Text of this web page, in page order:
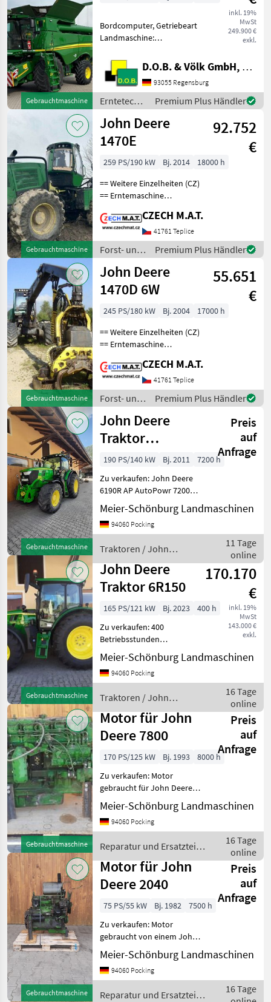
Gebrauchtmaschine
inkl. 19%
MwSt
249.900 €
exkl.
Bordcomputer, Getriebeart
Landmaschine:
Ertragsmessung-GPS,
Kabine, Klimaanlage,
Strohhäcksler Bereifung
vorne optional: Reifen nach
Wahl oder Ketten m
D.O.B. & Völk GmbH, Filiale Regensburg
93055 Regensburg
Erntetechnik
Ackerbau /
John Deere
Premium Plus Händler
Gebrauchtmaschine
John Deere
1470E
92.752
€
259 PS/190 kW Bj. 2014
18000 h
== Weitere Einzelheiten (CZ)
== Erntemaschine
2014 Laufleistung 17 000
Motorstunden 190 kW
Motor Gewicht 22.9t 6x6
Antrieb Mähdrescherkopf
CZECH M.A.T.
41761 Teplice
Forst- und
Holztechnik
/ John
Deere
Premium Plus Händler
Gebrauchtmaschine
John Deere
1470D 6W
55.651
€
245 PS/180 kW Bj. 2004
17000 h
== Weitere Einzelheiten (CZ)
== Erntemaschine
Timberjack Jahr 2004
(Modell wurde nur 2002-
2006 produziert) 17 000
Motorstunden keine
unnötige El
CZECH M.A.T.
41761 Teplice
Forst- und
Holztechnik
/ John
Deere
Premium Plus Händler
Gebrauchtmaschine
John Deere
Traktor
gebraucht 6190R
AutoPowr
Preis
auf
Anfrage
190 PS/140 kW Bj. 2011
7200 h
Zu verkaufen: John Deere
6190R AP AutoPowr 7200
Std, sofort verfügbar, AHK
höhenverstellbar, feste K80,
Starfire Vorbereitung,
Sensin
Meier-Schönburg Landmaschinen
94060 Pocking
Traktoren / John
Deere
11 Tage
online
Gebrauchtmaschine
John Deere
Traktor 6R150
170.170
€
inkl. 19%
MwSt
143.000 €
exkl.
165 PS/121 kW Bj. 2023
400 h
Zu verkaufen: 400
Betriebsstunden
JohnDeere 6R150 4
Zylinder, super Traktor,
Zustand wie neu AutoPowr
ComfortView-Kabine
CommandARM
Meier-Schönburg Landmaschinen
94060 Pocking
Traktoren / John
Deere
16 Tage
online
Gebrauchtmaschine
Motor für John
Deere 7800
Preis
auf
Anfrage
170 PS/125 kW Bj. 1993
8000 h
Zu verkaufen: Motor
gebraucht für John Deere
7800 Wir sind Händler,
Reparaturwerkstatt speziell
für JohnDeere Traktoren an
Tausende n
Meier-Schönburg Landmaschinen
94060 Pocking
Reparatur und Ersatzteile
/ John Deere
16 Tage
online
Gebrauchtmaschine
Motor für John
Deere 2040
Preis
auf
Anfrage
75 PS/55 kW Bj. 1982
7500 h
Zu verkaufen: Motor
gebraucht von einem John
Deere 2040 Passt in 1640,
2040, 2250, 2450. Passt
teilweise auch in 2140, 2250,
und R
Meier-Schönburg Landmaschinen
94060 Pocking
Reparatur und Ersatzteile
16 Tage